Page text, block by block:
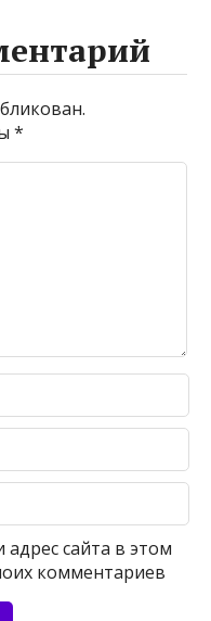
*
сайта в этом
комментариев